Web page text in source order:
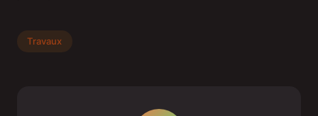
Travaux